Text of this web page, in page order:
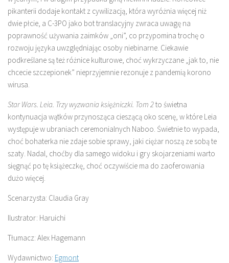
pikanterii dodaje kontakt z cywilizacją, która wyróżnia więcej niż
dwie płcie, a C-3PO jako bot translacyjny zwraca uwagę na
poprawność używania zaimków „oni”, co przypomina trochę o
rozwoju języka uwzględniając osoby niebinarne. Ciekawie
podkreślane są też różnice kulturowe, choć wykrzyczane „jak to, nie
chcecie szczepionek” nieprzyjemnie rezonuje z pandemią korono
wirusa.
Star Wars. Leia. Trzy wyzwania księżniczki. Tom 2to świetna
kontynuacja wątków przynosząca cieszącą oko scenę, w które Leia
występuje w ubraniach ceremonialnych Naboo. Świetnie to wypada,
choć bohaterka nie zdaje sobie sprawy, jaki ciężar noszą ze sobą te
szaty. Nadal, choćby dla samego widoku i gry skojarzeniami warto
sięgnąć po tę książeczkę, choć oczywiście ma do zaoferowania
dużo więcej.
Scenarzysta: Claudia Gray
Ilustrator: Haruichi
Tłumacz: Alex Hagemann
Wydawnictwo: Egmont